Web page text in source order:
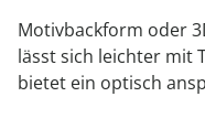
Motivbackform oder
lässt sich leichter mit
bietet ein optisch